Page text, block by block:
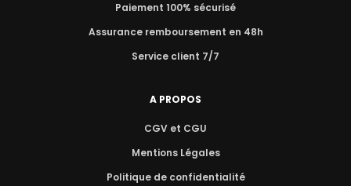
Paiement 100% sécurisé
Assurance remboursement en 48h
Service client 7/7
A PROPOS
CGV et CGU
Mentions Légales
Politique de confidentialité